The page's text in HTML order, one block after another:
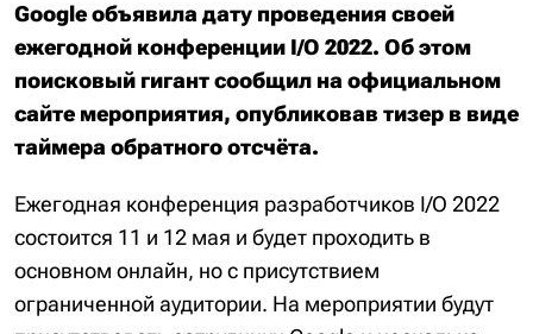
Google объявила дату проведения своей
ежегодной конференции I/O 2022. Об этом
поисковый гигант сообщил на официальном
сайте мероприятия, опубликовав тизер в виде
таймера обратного отсчёта.
Ежегодная конференция разработчиков I/O 2022
состоится 11 и 12 мая и будет проходить в
основном онлайн, но с присутствием
ограниченной аудитории. На мероприятии будут